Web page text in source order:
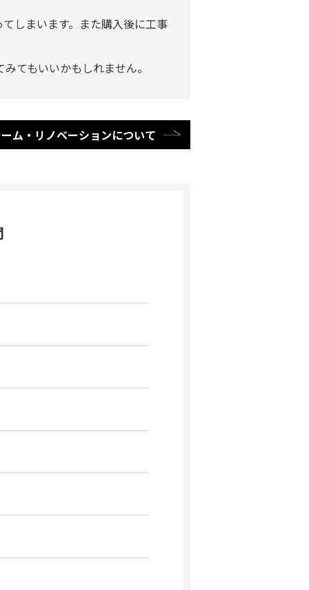
しまいます。また購入後に工事
てもいいかもしれません。
ム・リノベーションについて